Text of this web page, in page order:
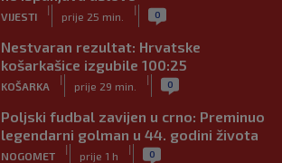
VIJESTI
|
prije 25 min.
| 0
Nestvaran rezultat: Hrvatske
košarkašice izgubile 100:25
KOŠARKA
|
prije 29 min.
| 0
Poljski fudbal zavijen u crno: Preminuo
legendarni golman u 44. godini života
NOGOMET
|
prije 1 h
| 0